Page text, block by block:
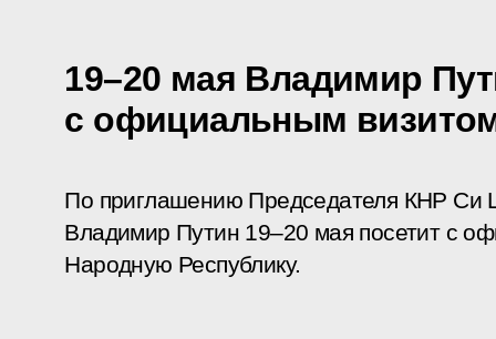
19–20 мая Владимир
с официальным
По приглашению Председателя КНР Си
Владимир Путин 19–20 мая посетит с
Народную Республику.